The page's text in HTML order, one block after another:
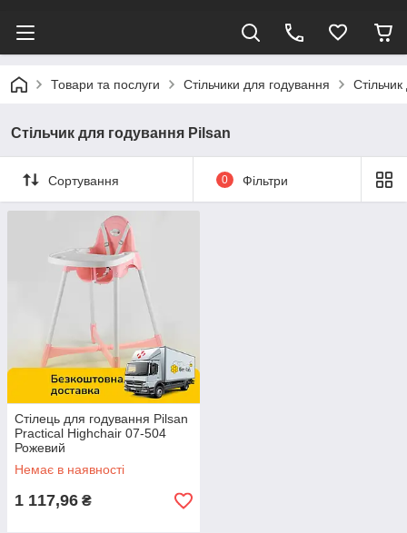
Товари та послуги Стільчики для годування
Стільчик для годування Pilsan
Сортування 0 Фільтри
Стілець для годування Pilsan
Practical Highchair 07-504
Рожевий
Немає в наявності
1 117,96 ₴